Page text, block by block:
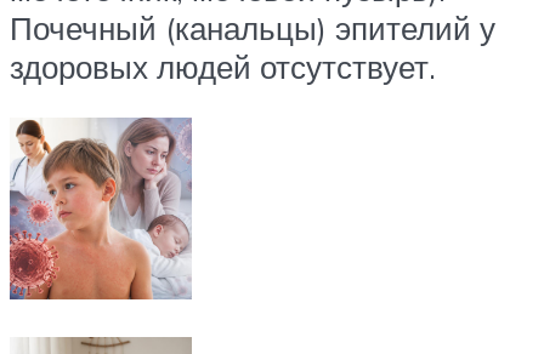
Почечный (канальцы) эпителий у
здоровых людей отсутствует.